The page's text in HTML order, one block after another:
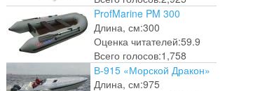
ProfMarine PM 300
Длина, см:300
Оценка читателей:59.9
Всего голосов:1,758
В-915 «Морской Дракон»
Длина, см:975